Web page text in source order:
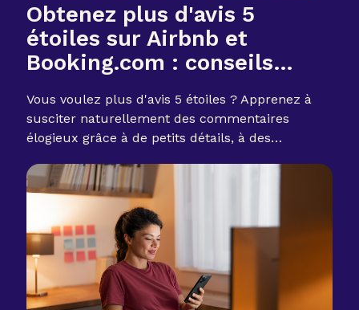
Obtenez plus d'avis 5
étoiles sur Airbnb et
Booking.com : conseils
Vous voulez plus d'avis 5 étoiles ? Apprenez à
susciter naturellement des commentaires
élogieux grâce à de petits détails, à des
les clients.